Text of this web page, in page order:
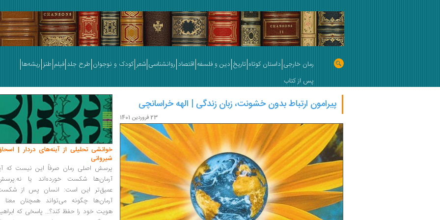
رمان خارجی داستان کوتاه تاریخ دین و فلسفه اقتصاد روانشناسی شعر کودک و نوجوان طرح جلد فیلم طنز ریشه‌ها
پس از کتاب
پیرامون ارتباط بدون خشونت، زبان زندگی | الهه خراسانچی
23 فروردین 1401
خوانشی تحلیلی از آینه‌های دردار |
شیروانی
پرسش اصلی رمان صرفاً این نیست که
آرمان‌ها شکست خورده‌اند یا
عمیق‌تر این است: انسان پس از
آرمان‌ها چگونه می‌تواند همچنان معنا
هویت خود را حفظ کند؟... پاسخی که